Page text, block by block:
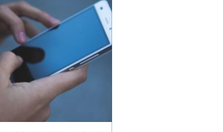
lockar med storslagen
natur, tydliga årstider o...